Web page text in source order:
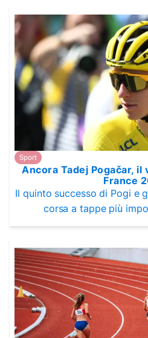
Sport
Ancora Tadej Pogačar,
France
Il quinto successo di Pogi e
corsa a tappe più